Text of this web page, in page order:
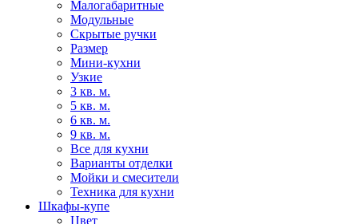
Малогабаритные
Модульные
Скрытые ручки
Размер
Мини-кухни
Узкие
3 кв. м.
5 кв. м.
6 кв. м.
9 кв. м.
Все для кухни
Варианты отделки
Мойки и смесители
Техника для кухни
Шкафы-купе
Цвет